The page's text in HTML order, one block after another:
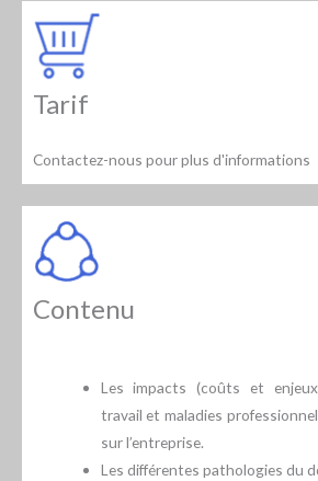
Tarif
Contactez-nous pour plus d'informations
Contenu
Les impacts (coûts et
travail et maladies
sur l’entreprise.
Les différentes pathologies du